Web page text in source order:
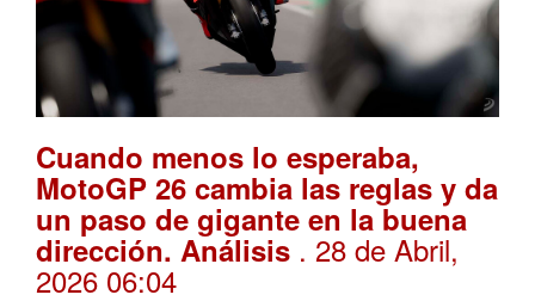
Cuando menos lo esperaba,
MotoGP 26 cambia las reglas y da
un paso de gigante en la buena
dirección. Análisis . 28 de Abril,
2026 06:04